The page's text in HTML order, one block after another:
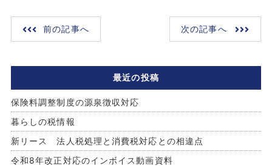
前の記事へ 次の記事へ
最近の投稿
保険料調整制度の源泉徴収対応
暮らしの税情報
新リース 法人税処理と消費税対応との相違点
令和8年改正対応のインボイス動画資料